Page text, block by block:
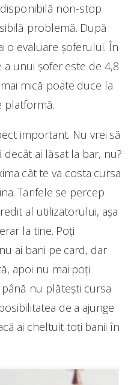
non-stop
problemă. După
o evaluare şoferului. În
a unui șofer este de 4,8
mică poate duce la
platformă.
important. Nu vrei să
ai lăsat la bar, nu?
cât te va costa cursa
Tarifele se percep
al utilizatorului, aşa
la tine. Poți
ai bani pe card, dar
apoi nu mai poți
nu plătești cursa
de a ajunge
ai cheltuit toți banii în